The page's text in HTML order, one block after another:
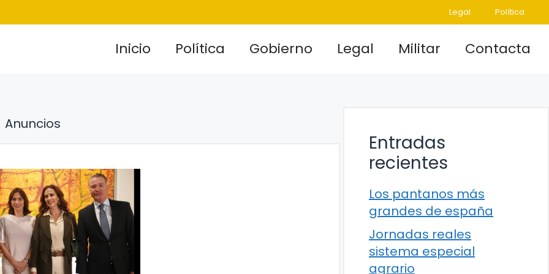
Legal Política
Inicio Política Gobierno Legal Militar Contacta
Anuncios
Entradas
recientes
Los pantanos más
grandes de españa
Jornadas reales
sistema especial
agrario